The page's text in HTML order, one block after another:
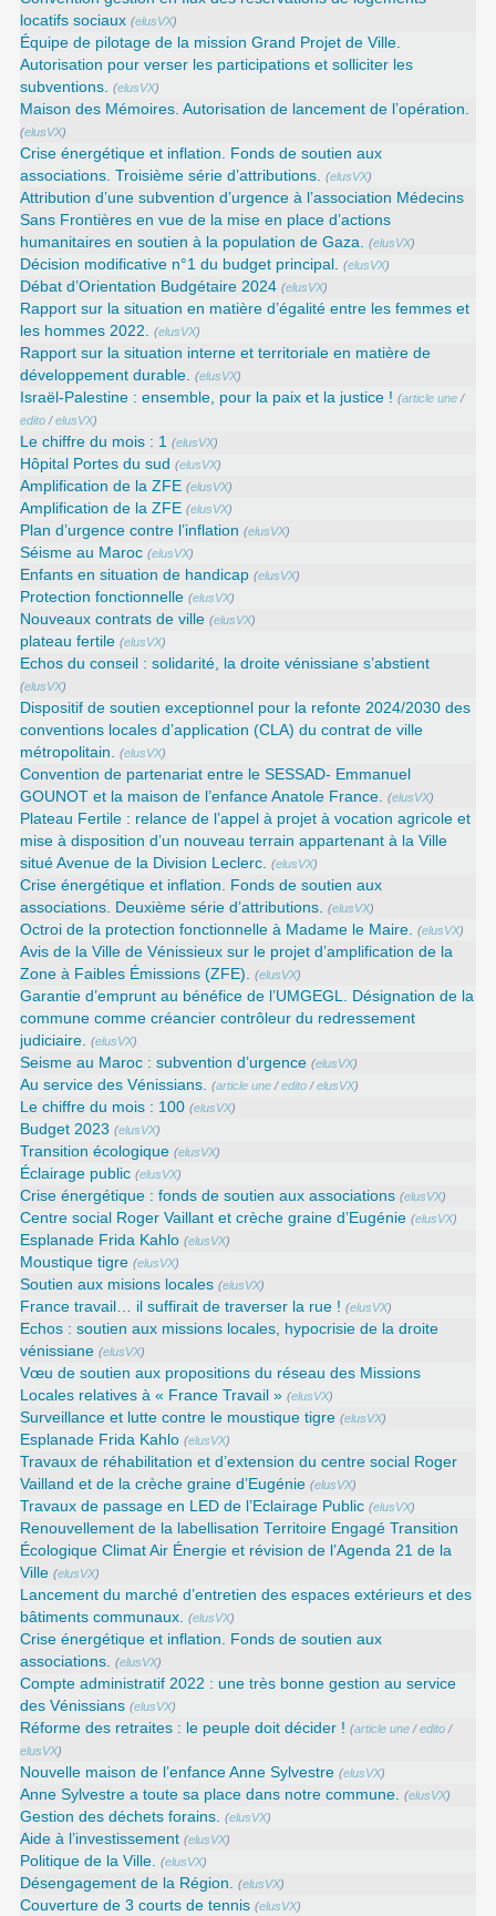
locatifs sociaux (elusVX)
Équipe de pilotage de la mission Grand Projet de Ville.
Autorisation pour verser les participations et solliciter les
subventions. (elusVX)
Maison des Mémoires. Autorisation de lancement de l’opération.
(elusVX)
Crise énergétique et inflation. Fonds de soutien aux
associations. Troisième série d’attributions. (elusVX)
Attribution d’une subvention d’urgence à l’association Médecins
Sans Frontières en vue de la mise en place d’actions
humanitaires en soutien à la population de Gaza. (elusVX)
Décision modificative n°1 du budget principal. (elusVX)
Débat d’Orientation Budgétaire 2024 (elusVX)
Rapport sur la situation en matière d’égalité entre les femmes et
les hommes 2022. (elusVX)
Rapport sur la situation interne et territoriale en matière de
développement durable. (elusVX)
Israël-Palestine : ensemble, pour la paix et la justice ! (article une /
edito /elusVX)
Le chiffre du mois : 1 (elusVX)
Hôpital Portes du sud (elusVX)
Amplification de la ZFE (elusVX)
Amplification de la ZFE (elusVX)
Plan d’urgence contre l’inflation (elusVX)
Séisme au Maroc (elusVX)
Enfants en situation de handicap (elusVX)
Protection fonctionnelle (elusVX)
Nouveaux contrats de ville (elusVX)
plateau fertile (elusVX)
Echos du conseil : solidarité, la droite vénissiane s’abstient
(elusVX)
Dispositif de soutien exceptionnel pour la refonte 2024/2030 des
conventions locales d’application (CLA) du contrat de ville
métropolitain. (elusVX)
Convention de partenariat entre le SESSAD- Emmanuel
GOUNOT et la maison de l’enfance Anatole France. (elusVX)
Plateau Fertile : relance de l’appel à projet à vocation agricole et
mise à disposition d’un nouveau terrain appartenant à la Ville
situé Avenue de la Division Leclerc. (elusVX)
Crise énergétique et inflation. Fonds de soutien aux
associations. Deuxième série d’attributions. (elusVX)
Octroi de la protection fonctionnelle à Madame le Maire. (elusVX)
Avis de la Ville de Vénissieux sur le projet d’amplification de la
Zone à Faibles Émissions (ZFE). (elusVX)
Garantie d’emprunt au bénéfice de l’UMGEGL. Désignation de la
commune comme créancier contrôleur du redressement
judiciaire. (elusVX)
Seisme au Maroc : subvention d’urgence (elusVX)
Au service des Vénissians. (article une /edito /elusVX)
Le chiffre du mois : 100 (elusVX)
Budget 2023 (elusVX)
Transition écologique (elusVX)
Éclairage public (elusVX)
Crise énergétique : fonds de soutien aux associations (elusVX)
Centre social Roger Vaillant et crèche graine d’Eugénie (elusVX)
Esplanade Frida Kahlo (elusVX)
Moustique tigre (elusVX)
Soutien aux misions locales (elusVX)
France travail… il suffirait de traverser la rue ! (elusVX)
Echos : soutien aux missions locales, hypocrisie de la droite
vénissiane (elusVX)
Vœu de soutien aux propositions du réseau des Missions
Locales relatives à « France Travail » (elusVX)
Surveillance et lutte contre le moustique tigre (elusVX)
Esplanade Frida Kahlo (elusVX)
Travaux de réhabilitation et d’extension du centre social Roger
Vailland et de la crèche graine d’Eugénie (elusVX)
Travaux de passage en LED de l’Eclairage Public (elusVX)
Renouvellement de la labellisation Territoire Engagé Transition
Écologique Climat Air Énergie et révision de l’Agenda 21 de la
Ville (elusVX)
Lancement du marché d’entretien des espaces extérieurs et des
bâtiments communaux. (elusVX)
Crise énergétique et inflation. Fonds de soutien aux
associations. (elusVX)
Compte administratif 2022 : une très bonne gestion au service
des Vénissians (elusVX)
Réforme des retraites : le peuple doit décider ! (article une /edito /
elusVX)
Nouvelle maison de l’enfance Anne Sylvestre (elusVX)
Anne Sylvestre a toute sa place dans notre commune. (elusVX)
Gestion des déchets forains. (elusVX)
Aide à l’investissement (elusVX)
Politique de la Ville. (elusVX)
Désengagement de la Région. (elusVX)
Couverture de 3 courts de tennis (elusVX)